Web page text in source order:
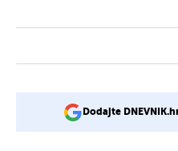
Dodajte